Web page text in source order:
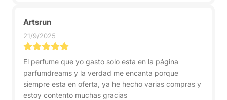
Artsrun
21/9/2025
El perfume que yo gasto solo esta en la página
parfumdreams y la verdad me encanta porque
siempre esta en oferta, ya he hecho varias compras y
estoy contento muchas gracias